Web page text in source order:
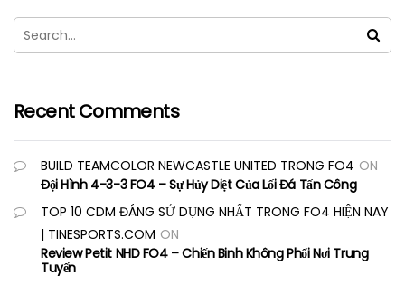
Recent Comments
BUILD TEAMCOLOR NEWCASTLE UNITED TRONG FO4 ON
Đội Hình 4-3-3 FO4 – Sự Hủy Diệt Của Lối Đá Tấn Công
TOP 10 CDM ĐÁNG SỬ DỤNG NHẤT TRONG FO4 HIỆN NAY
| TINESPORTS.COM ON
Review Petit NHD FO4 – Chiến Binh Không Phổi Nơi Trung
Tuyến